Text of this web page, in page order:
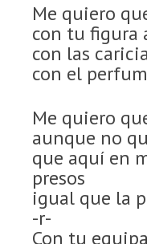
Me quiero
con tu figura
con las
con el
Me quiero
aunque no
que aquí en
presos
igual que la
-r-
Con tu